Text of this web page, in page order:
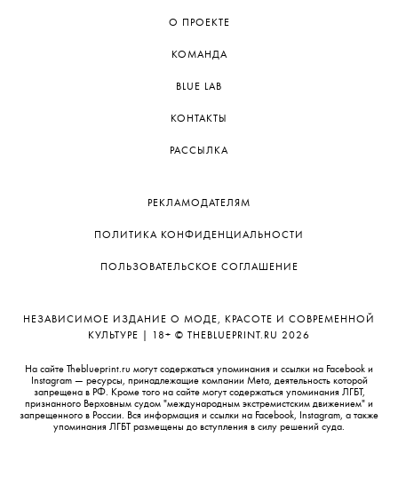
О ПРОЕКТЕ
КОМАНДА
BLUE LAB
КОНТАКТЫ
РАССЫЛКА
РЕКЛАМОДАТЕЛЯМ
ПОЛИТИКА КОНФИДЕНЦИАЛЬНОСТИ
ПОЛЬЗОВАТЕЛЬСКОЕ СОГЛАШЕНИЕ
НЕЗАВИСИМОЕ ИЗДАНИЕ О МОДЕ, КРАСОТЕ И СОВРЕМЕННОЙ
КУЛЬТУРЕ | 18+ © THEBLUEPRINT.RU 2026
На сайте Theblueprint.ru могут содержаться упоминания и ссылки на Facebook и
Instagram — ресурсы, принадлежащие компании Meta, деятельность которой
запрещена в РФ. Кроме того на сайте могут содержаться упоминания ЛГБТ,
признанного Верховным судом "международным экстремистским движением" и
запрещенного в России. Вся информация и ссылки на Facebook, Instagram, а также
упоминания ЛГБТ размещены до вступления в силу решений суда.